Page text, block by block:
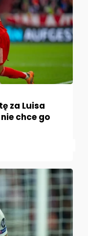
za Luisa
chce go